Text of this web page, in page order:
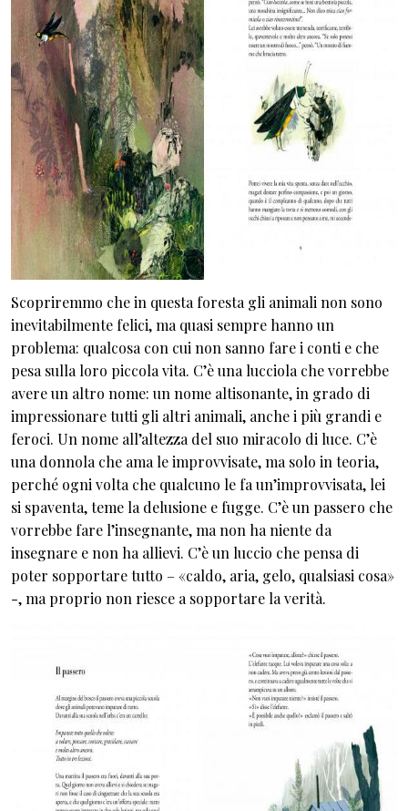
Scopriremmo che in questa foresta gli animali non sono
inevitabilmente felici, ma quasi sempre hanno un
problema: qualcosa con cui non sanno fare i conti e che
pesa sulla loro piccola vita. C’è una lucciola che vorrebbe
avere un altro nome: un nome altisonante, in grado di
impressionare tutti gli altri animali, anche i più grandi e
feroci. Un nome all’altezza del suo miracolo di luce. C’è
una donnola che ama le improvvisate, ma solo in teoria,
perché ogni volta che qualcuno le fa un’improvvisata, lei
si spaventa, teme la delusione e fugge. C’è un passero che
vorrebbe fare l’insegnante, ma non ha niente da
insegnare e non ha allievi. C’è un luccio che pensa di
poter sopportare tutto – «caldo, aria, gelo, qualsiasi cosa»
-, ma proprio non riesce a sopportare la verità.